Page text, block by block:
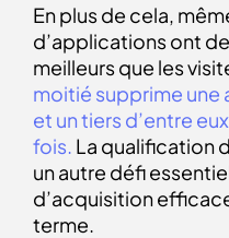
En plus de cela,
d’applications ont
meilleurs que les
moitié supprime une
et un tiers d’entre
fois. La qualification
un autre défi
d’acquisition
terme.